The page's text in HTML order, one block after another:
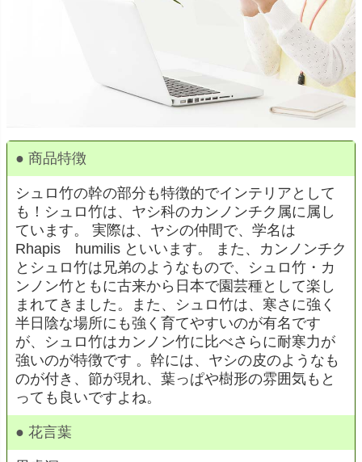
● 商品特徴
シュロ竹の幹の部分も特徴的でインテリアとして
も！シュロ竹は、ヤシ科のカンノンチク属に属し
ています。 実際は、ヤシの仲間で、学名は
Rhapis humilis といいます。 また、カンノンチク
とシュロ竹は兄弟のようなもので、シュロ竹・カ
ンノン竹ともに古来から日本で園芸種として楽し
まれてきました。また、シュロ竹は、寒さに強く
半日陰な場所にも強く育てやすいのが有名です
が、シュロ竹はカンノン竹に比べさらに耐寒力が
強いのが特徴です 。幹には、ヤシの皮のようなも
のが付き、節が現れ、葉っぱや樹形の雰囲気もと
っても良いですよね。
● 花言葉